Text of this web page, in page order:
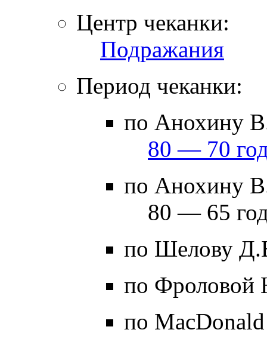
Центр чеканки:
Подражания
Период чеканки:
по Анохину
80 — 70
по Анохину
80 — 65
по Шелову
по Фроловой
по